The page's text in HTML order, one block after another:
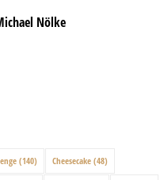
Nölke
(140) Cheesecake (48)